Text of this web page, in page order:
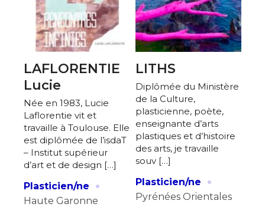
LAFLORENTIE
Lucie
Née en 1983, Lucie
Laflorentie vit et
travaille à Toulouse. Elle
est diplômée de l’isdaT
– Institut supérieur
d’art et de design […]
Plasticien/ne
·
Haute Garonne
LITHS
Diplômée du Ministère
de la Culture,
plasticienne, poète,
enseignante d’arts
plastiques et d’histoire
des arts, je travaille
souv […]
Plasticien/ne
·
Pyrénées Orientales